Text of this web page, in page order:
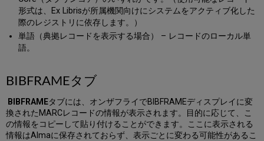
形式は、Ex Librisが所属機関向けにシステムをアクティブ化した
際のレジストリに依存します。）
単語（典拠レコードを表示する場合） – レコードのローカル単
語。
BIBFRAMEタブ
BIBFRAMEタブには、オンザフライでBIBFRAMEディスプレイに変
換されたMARCレコードの情報が表示されます。目的に応じて、こ
の情報をコピーして貼り付けることができます。ここに表示される
情報はAlmaに保存されておらず、表示ごとに変わる可能性があるこ